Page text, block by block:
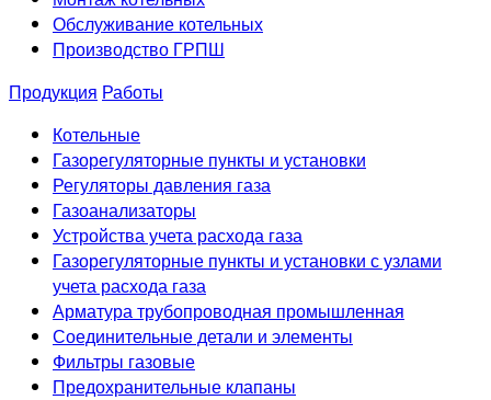
Обслуживание котельных
Производство ГРПШ
Продукция Работы
Котельные
Газорегуляторные пункты и установки
Регуляторы давления газа
Газоанализаторы
Устройства учета расхода газа
Газорегуляторные пункты и установки с узлами
учета расхода газа
Арматура трубопроводная промышленная
Соединительные детали и элементы
Фильтры газовые
Предохранительные клапаны